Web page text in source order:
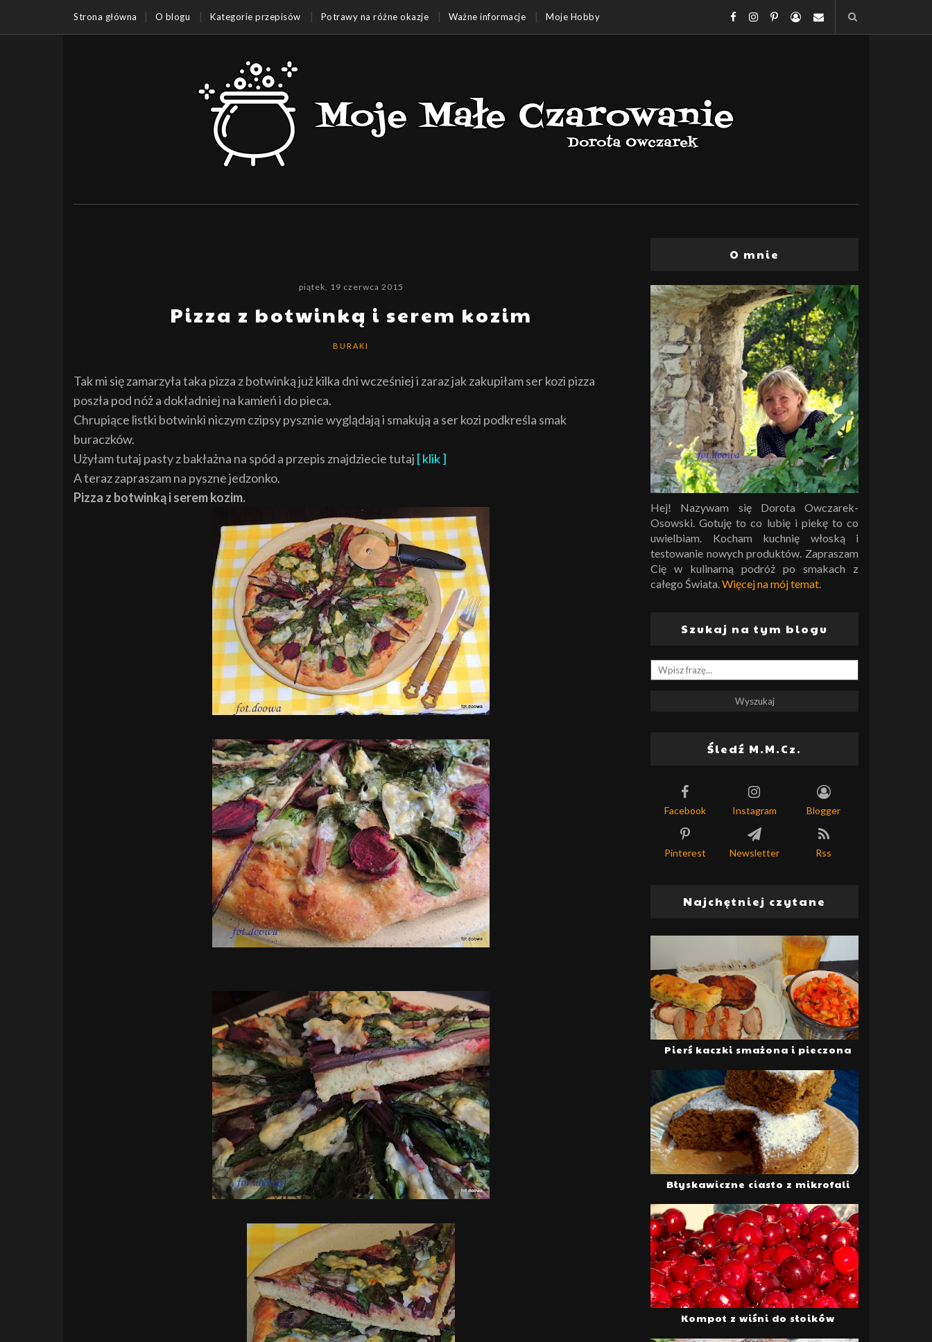
Strona główna O blogu Kategorie przepisów Potrawy na różne okazje Ważne informacje Moje Hobby
piątek, 19 czerwca 2015
Pizza z botwinką i serem kozim
BURAKI
Tak mi się zamarzyła taka pizza z botwinką już kilka dni wcześniej i zaraz jak zakupiłam ser kozi pizza
poszła pod nóż a dokładniej na kamień i do pieca.
Chrupiące listki botwinki niczym czipsy pysznie wyglądają i smakują a ser kozi podkreśla smak
buraczków.
Użyłam tutaj pasty z bakłażna na spód a przepis znajdziecie tutaj [ klik ]
A teraz zapraszam na pyszne jedzonko.
Pizza z botwinką i serem kozim.
O mnie
Hej! Nazywam się Dorota Owczarek-
Osowski. Gotuję to co lubię i piekę to co
uwielbiam. Kocham kuchnię włoską i
testowanie nowych produktów. Zapraszam
Cię w kulinarną podróż po smakach z
całego Świata.Więcej na mój temat.
Szukaj na tym blogu
Śledź M.M.Cz.
Facebook Instagram Blogger
Pinterest Newsletter Rss
Najchętniej czytane
Pierś kaczki smażona i pieczona
Błyskawiczne ciasto z mikrofali
Kompot z wiśni do słoików